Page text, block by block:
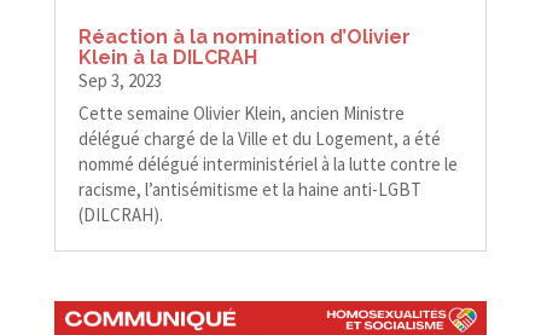
Réaction à la nomination d’Olivier
Klein à la DILCRAH
Sep 3, 2023
Cette semaine Olivier Klein, ancien Ministre
délégué chargé de la Ville et du Logement, a été
nommé délégué interministériel à la lutte contre le
racisme, l’antisémitisme et la haine anti-​​LGBT
(DILCRAH).